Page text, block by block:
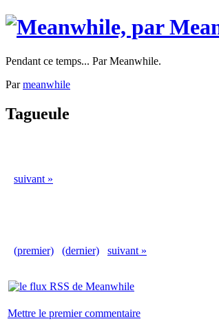
Pendant ce temps... Par Meanwhile.
Parmeanwhile
Tagueule
suivant »
(premier) (dernier) suivant »
Mettre le premier commentaire